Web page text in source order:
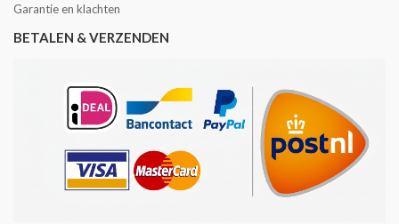
Garantie en klachten
BETALEN & VERZENDEN